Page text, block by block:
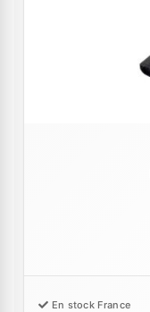
En stock France